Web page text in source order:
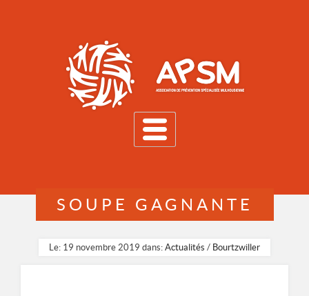
MENU
SOUPE GAGNANTE
Le: 19 novembre 2019 dans: Actualités / Bourtzwiller